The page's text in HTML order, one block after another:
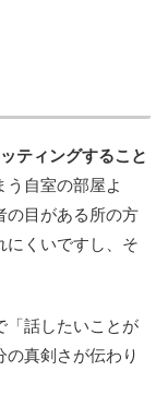
ティングすること
う自室の部屋よ
の目がある所の方
にくいですし、そ
「話したいことが
真剣さが伝わり